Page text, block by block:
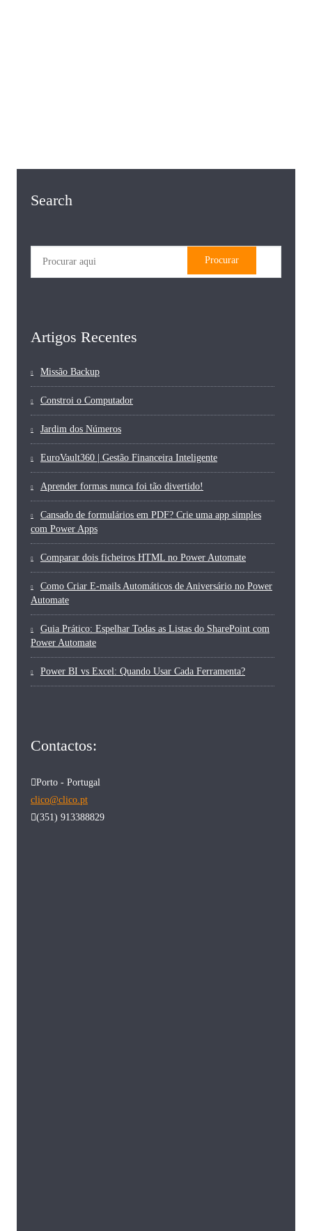
Search
Artigos Recentes
Missão Backup
Constroi o Computador
Jardim dos Números
EuroVault360 | Gestão Financeira Inteligente
Aprender formas nunca foi tão divertido!
Cansado de formulários em PDF? Crie uma app simples
com Power Apps
Comparar dois ficheiros HTML no Power Automate
Como Criar E-mails Automáticos de Aniversário no Power
Automate
Guia Prático: Espelhar Todas as Listas do SharePoint com
Power Automate
Power BI vs Excel: Quando Usar Cada Ferramenta?
Contactos:
Porto - Portugal
clico@clico.pt
(351) 913388829